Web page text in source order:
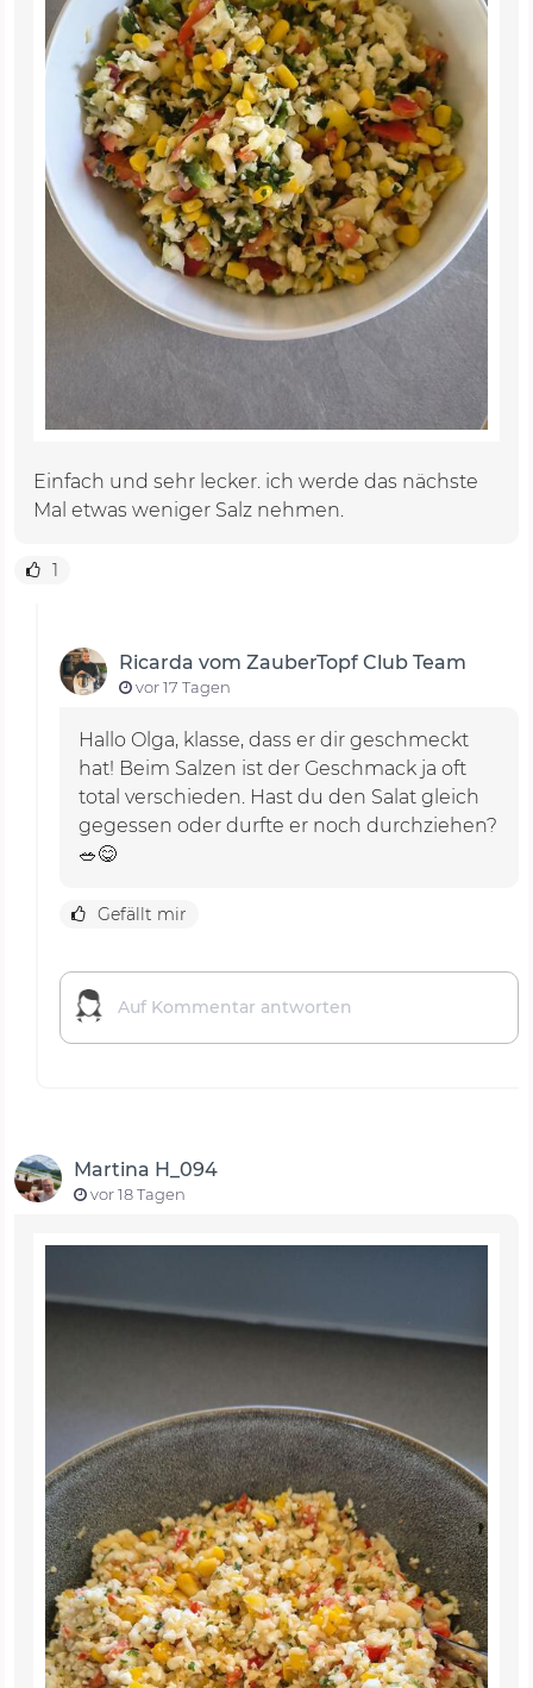
Einfach und sehr lecker. ich werde das nächste
Mal etwas weniger Salz nehmen.
1
Ricarda vom ZauberTopf Club Team
vor 17 Tagen
Hallo Olga, klasse, dass er dir geschmeckt
hat! Beim Salzen ist der Geschmack ja oft
total verschieden. Hast du den Salat gleich
gegessen oder durfte er noch durchziehen?
🥗😋
Gefällt mir
Martina H_094
vor 18 Tagen